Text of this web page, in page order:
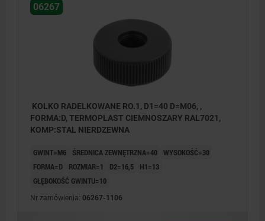
Forma L: gwintem zewnętrznym
06267
KOLKO RADELKOWANE RO.1, D1=40 D=M06, ,
FORMA:D, TERMOPLAST CIEMNOSZARY RAL7021,
KOMP:STAL NIERDZEWNA
GWINT=M6 ŚREDNICA ZEWNĘTRZNA=40 WYSOKOŚĆ=30
FORMA=D
ROZMIAR=1 D2=16,5
H1=13
GŁĘBOKOŚĆ GWINTU=10
Nr zamówienia: 06267-1106